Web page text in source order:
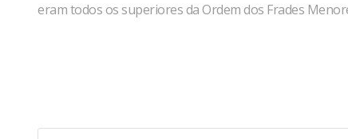
eram todos os superiores da Ordem dos Frades